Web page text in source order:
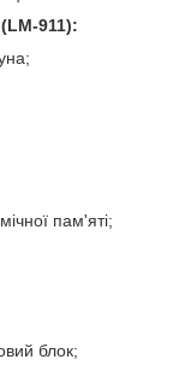
911):
пам'яті;
блок;